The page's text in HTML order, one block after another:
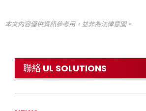
本文內容僅供資訊參考用，並非為法律意圖。
聯絡 UL SOLUTIONS